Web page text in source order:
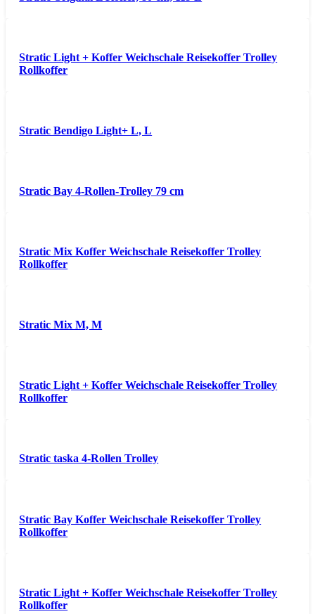
Stratic Light + Koffer Weichschale Reisekoffer Trolley
Rollkoffer
Stratic Bendigo Light+ L, L
Stratic Bay 4-Rollen-Trolley 79 cm
Stratic Mix Koffer Weichschale Reisekoffer Trolley
Rollkoffer
Stratic Mix M, M
Stratic Light + Koffer Weichschale Reisekoffer Trolley
Rollkoffer
Stratic taska 4-Rollen Trolley
Stratic Bay Koffer Weichschale Reisekoffer Trolley
Rollkoffer
Stratic Light + Koffer Weichschale Reisekoffer Trolley
Rollkoffer